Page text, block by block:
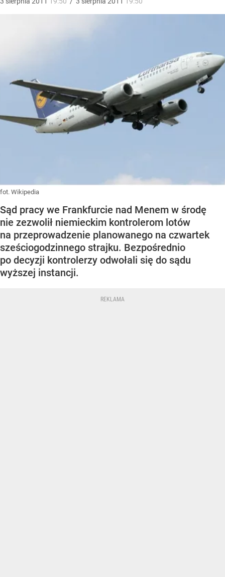
fot. Wikipedia
Sąd pracy we Frankfurcie nad Menem w środę
nie zezwolił niemieckim kontrolerom lotów
na przeprowadzenie planowanego na czwartek
sześciogodzinnego strajku. Bezpośrednio
po decyzji kontrolerzy odwołali się do sądu
wyższej instancji.